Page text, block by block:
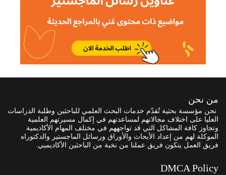
من نحن
نحن مؤسسة بحثية تُقدّم خدمات البحث العلمي للباحثين وطلبة الدراسات
العليا على اختلاف مجالاتهم لمساعدتهم في إكمال مسيرتهم العلمية
وتجاوز كافة المشاكل التي قد تواجههم في مختلف المهام الأكاديمية
الموكلة لهم من إعداد الأبحاث والأوراق ورسائل الماجستير والدكتوراه
فريق العمل يتكون فريق عملنا من نخبة من الباحثين الأكاديميي.
DMCA Policy